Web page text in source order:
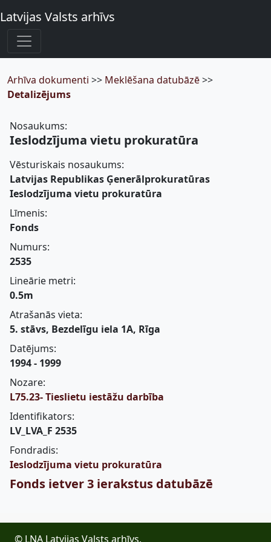
Latvijas Valsts arhīvs
Arhīva dokumenti >> Meklēšana datubāzē>>
Detalizējums
Nosaukums:
Ieslodzījuma vietu prokuratūra
Vēsturiskais nosaukums:
Latvijas Republikas Ģenerālprokuratūras
Ieslodzījuma vietu prokuratūra
Līmenis:
Fonds
Numurs:
2535
Lineārie metri:
0.5m
Atrašanās vieta:
5. stāvs, Bezdelīgu iela 1A, Rīga
Datējums:
1994 - 1999
Nozare:
L75.23- Tieslietu iestāžu darbība
Identifikators:
LV_LVA_F 2535
Fondradis:
Ieslodzījuma vietu prokuratūra
Fonds ietver 3 ierakstus datubāzē
© LNA Latvijas Valsts arhīvs,